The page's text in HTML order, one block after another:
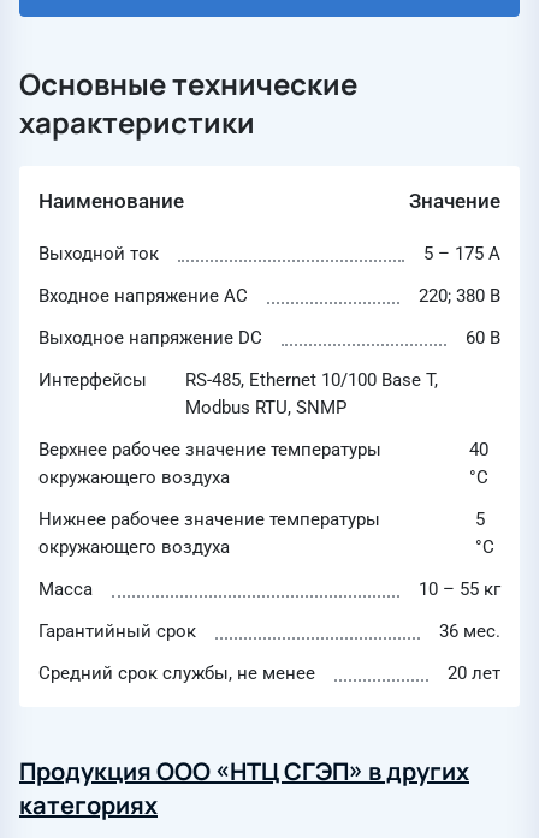
Основные технические
характеристики
Наименование Значение
Выходной ток
5 – 175 А
Входное напряжение AC
220; 380 В
Выходное напряжение DC
60 В
Интерфейсы
RS-485, Ethernet 10/100 Base T,
Modbus RTU, SNMP
Верхнее рабочее значение температуры
окружающего воздуха
40
°C
Нижнее рабочее значение температуры
окружающего воздуха
5
°C
Масса
10 – 55 кг
Гарантийный срок
36 мес.
Средний срок службы, не менее
20 лет
Продукция ООО «НТЦ СГЭП» в других
категориях